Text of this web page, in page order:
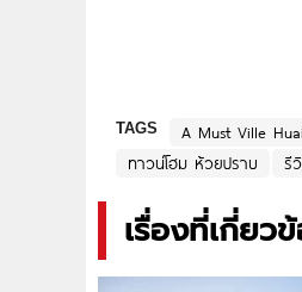
TAGS A Must Ville
ทาวน์โฮม ห้วยปราบ
รี
เรื่องที่เกี่ยว